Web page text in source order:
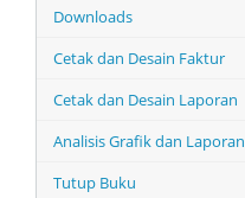
Downloads
Cetak dan Desain Faktur
Cetak dan Desain Laporan
Analisis Grafik dan Laporan
Tutup Buku